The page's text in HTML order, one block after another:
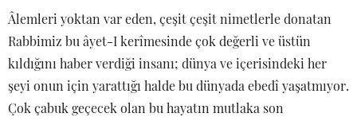
Âlemleri yoktan var eden, çeşit çeşit nimetlerle donatan
Rabbimiz bu âyet-I kerîmesinde çok değerli ve üstün
kıldığını haber verdiği insanı; dünya ve içerisindeki her
şeyi onun için yarattığı halde bu dünyada ebedî yaşatmıyor.
Çok çabuk geçecek olan bu hayatın mutlaka son